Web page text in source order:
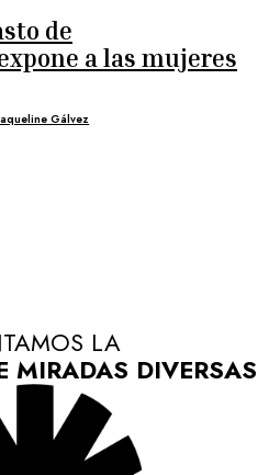
de
a las mujeres
Gálvez
LA
MIRADAS DIVERSAS